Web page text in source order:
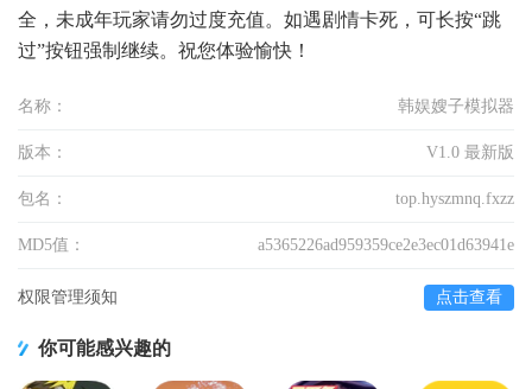
全，未成年玩家请勿过度充值。如遇剧情卡死，可长按“跳
过”按钮强制继续。祝您体验愉快！
名称： 韩娱嫂子模拟器
版本： V1.0 最新版
包名： top.hyszmnq.fxzz
MD5值： a5365226ad959359ce2e3ec01d63941e
权限管理须知 点击查看
你可能感兴趣的